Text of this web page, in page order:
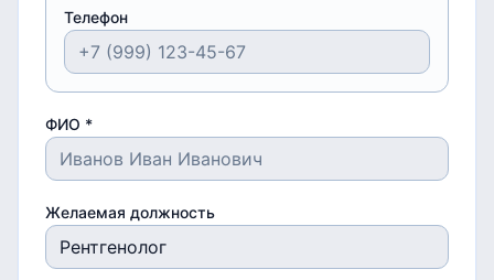
Телефон
ФИО *
Желаемая должность